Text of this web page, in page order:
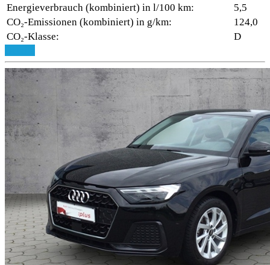
Energieverbrauch (kombiniert) in l/100 km:
5,5
CO₂-Emissionen (kombiniert) in g/km:
124,0
CO₂-Klasse:
D